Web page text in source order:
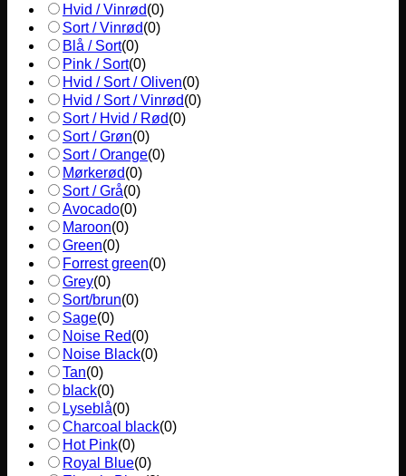
Hvid / Vinrød(0)
Sort / Vinrød(0)
Blå / Sort(0)
Pink / Sort(0)
Hvid / Sort / Oliven(0)
Hvid / Sort / Vinrød(0)
Sort / Hvid / Rød(0)
Sort / Grøn(0)
Sort / Orange(0)
Mørkerød(0)
Sort / Grå(0)
Avocado(0)
Maroon(0)
Green(0)
Forrest green(0)
Grey(0)
Sort/brun(0)
Sage(0)
Noise Red(0)
Noise Black(0)
Tan(0)
black(0)
Lyseblå(0)
Charcoal black(0)
Hot Pink(0)
Royal Blue(0)